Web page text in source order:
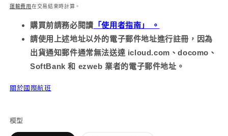
運輸費用 在交易結束時計算 。
購買前請務必 閱讀 「使用者指南」 。
請使用上述地址以外的電子郵件地址進行註冊，因為
出貨通知郵件通常無法送達 icloud.com、docomo、
SoftBank 和 ezweb 業者的電子郵件地址。
關於國際航班
模型